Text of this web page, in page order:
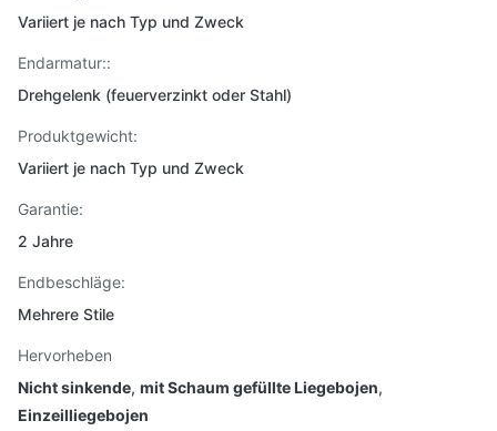
Variiert je nach Typ und Zweck
Endarmatur::
Drehgelenk (feuerverzinkt oder Stahl)
Produktgewicht:
Variiert je nach Typ und Zweck
Garantie:
2 Jahre
Endbeschläge:
Mehrere Stile
Hervorheben
Nicht sinkende, mit Schaum gefüllte Liegebojen,
Einzeilliegebojen